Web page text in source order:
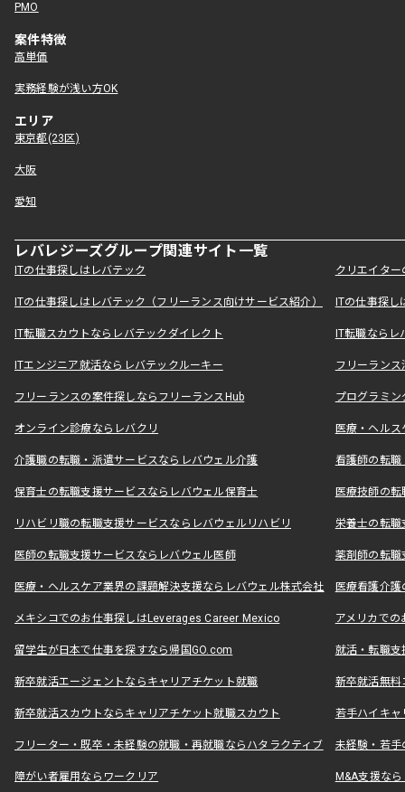
PMO
案件特徴
高単価
実務経験が浅い方OK
エリア
東京都(23区)
大阪
愛知
レバレジーズグループ関連サイト一覧
ITの仕事探しはレバテック クリエイタ
ITの仕事探しはレバテック（フリーランス向けサービス紹介） ITの仕事探
IT転職スカウトならレバテックダイレクト IT転職なら
ITエンジニア就活ならレバテックルーキー フリーラン
フリーランスの案件探しならフリーランスHub プログラミ
オンライン診療ならレバクリ 医療・ヘル
介護職の転職・派遣サービスならレバウェル介護 看護師の転
保育士の転職支援サービスならレバウェル保育士 医療技師の
リハビリ職の転職支援サービスならレバウェルリハビリ 栄養士の転
医師の転職支援サービスならレバウェル医師 薬剤師の転
医療・ヘルスケア業界の課題解決支援ならレバウェル株式会社 医療看護介
メキシコでのお仕事探しはLeverages Career Mexico アメリカで
留学生が日本で仕事を探すなら帰国GO.com 就活・転職
新卒就活エージェントならキャリアチケット就職 新卒就活無料
新卒就活スカウトならキャリアチケット就職スカウト 若手ハイキ
フリーター・既卒・未経験の就職・再就職ならハタラクティブ 未経験・若手
障がい者雇用ならワークリア M&A支援な